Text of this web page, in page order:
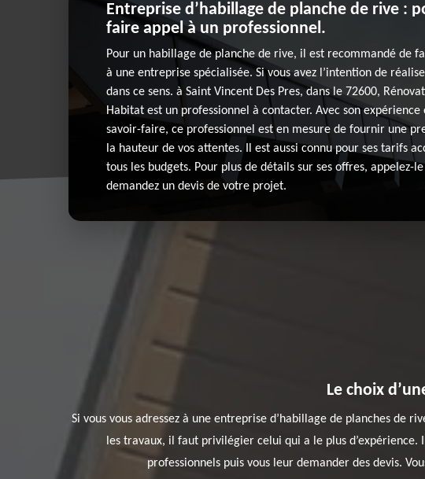
Entreprise d’habillage de planche de rive :
faire appel à un professionnel.
Pour un habillage de planche de rive, il est recommandé de
à une entreprise spécialisée. Si vous avez l’intention de
dans ce sens. à Saint Vincent Des Pres, dans le 72600,
Habitat est un professionnel à contacter. Avec son expérience
savoir-faire, ce professionnel est en mesure de fournir une
la hauteur de vos attentes. Il est aussi connu pour ses tarifs
tous les budgets. Pour plus de détails sur ses offres, appelez-
demandez un devis de votre projet.
Le choix
Si vous vous adressez à une entreprise d’habillage de planches de
les travaux, il faut privilégier celui qui a le plus
professionnels puis vous leur demander des devis.